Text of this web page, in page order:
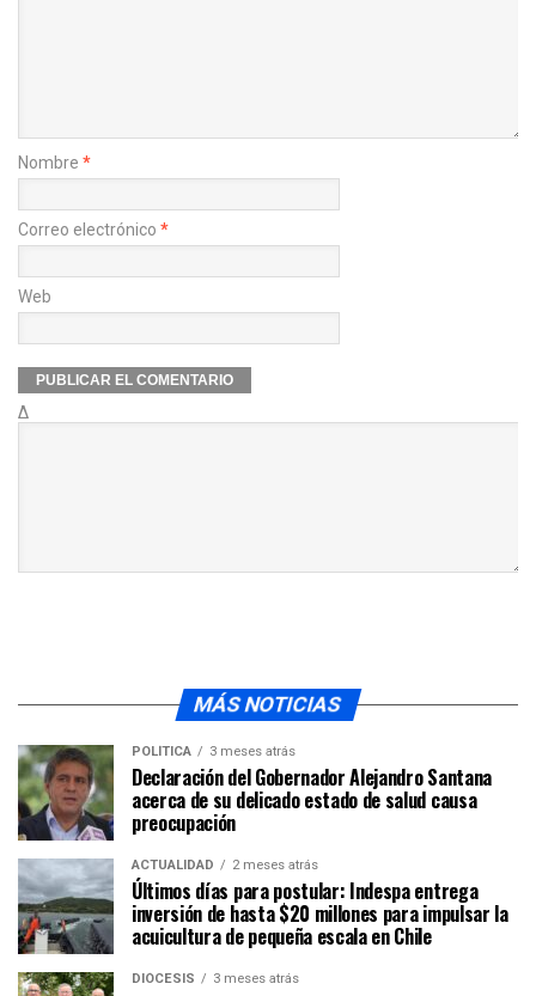
Nombre *
Correo electrónico *
Web
Δ
MÁS NOTICIAS
POLÍTICA 3 meses atrás
Declaración del Gobernador Alejandro Santana
acerca de su delicado estado de salud causa
preocupación
ACTUALIDAD 2 meses atrás
Últimos días para postular: Indespa entrega
inversión de hasta $20 millones para impulsar la
acuicultura de pequeña escala en Chile
DIÓCESIS 3 meses atrás